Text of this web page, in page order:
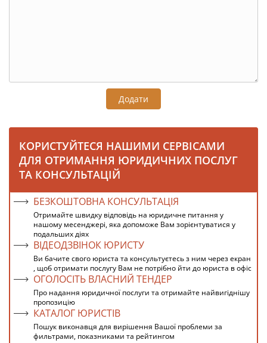
Додати
КОРИСТУЙТЕСЯ НАШИМИ СЕРВІСАМИ
ДЛЯ ОТРИМАННЯ ЮРИДИЧНИХ ПОСЛУГ
ТА КОНСУЛЬТАЦІЙ
БЕЗКОШТОВНА КОНСУЛЬТАЦІЯ
Отримайте швидку відповідь на юридичне питання у
нашому месенджері, яка допоможе Вам зорієнтуватися у
подальших діях
ВІДЕОДЗВІНОК ЮРИСТУ
Ви бачите свого юриста та консультуєтесь з ним через екран
, щоб отримати послугу Вам не потрібно йти до юриста в офіс
ОГОЛОСІТЬ ВЛАСНИЙ ТЕНДЕР
Про надання юридичної послуги та отримайте найвигіднішу
пропозицію
КАТАЛОГ ЮРИСТІВ
Пошук виконавця для вирішення Вашої проблеми за
фильтрами, показниками та рейтингом